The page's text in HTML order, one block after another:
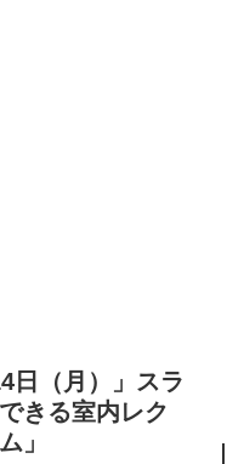
日（月）」スラ
きる室内レク
」